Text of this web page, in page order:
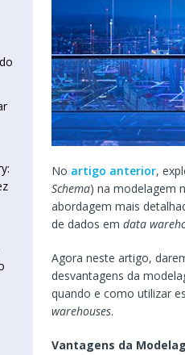
No artigo anterior,
Schema) na modelagem
abordagem mais
de dados emdata
Agora neste artigo,
desvantagens da
quando e como utilizar
warehouses.
Vantagens da